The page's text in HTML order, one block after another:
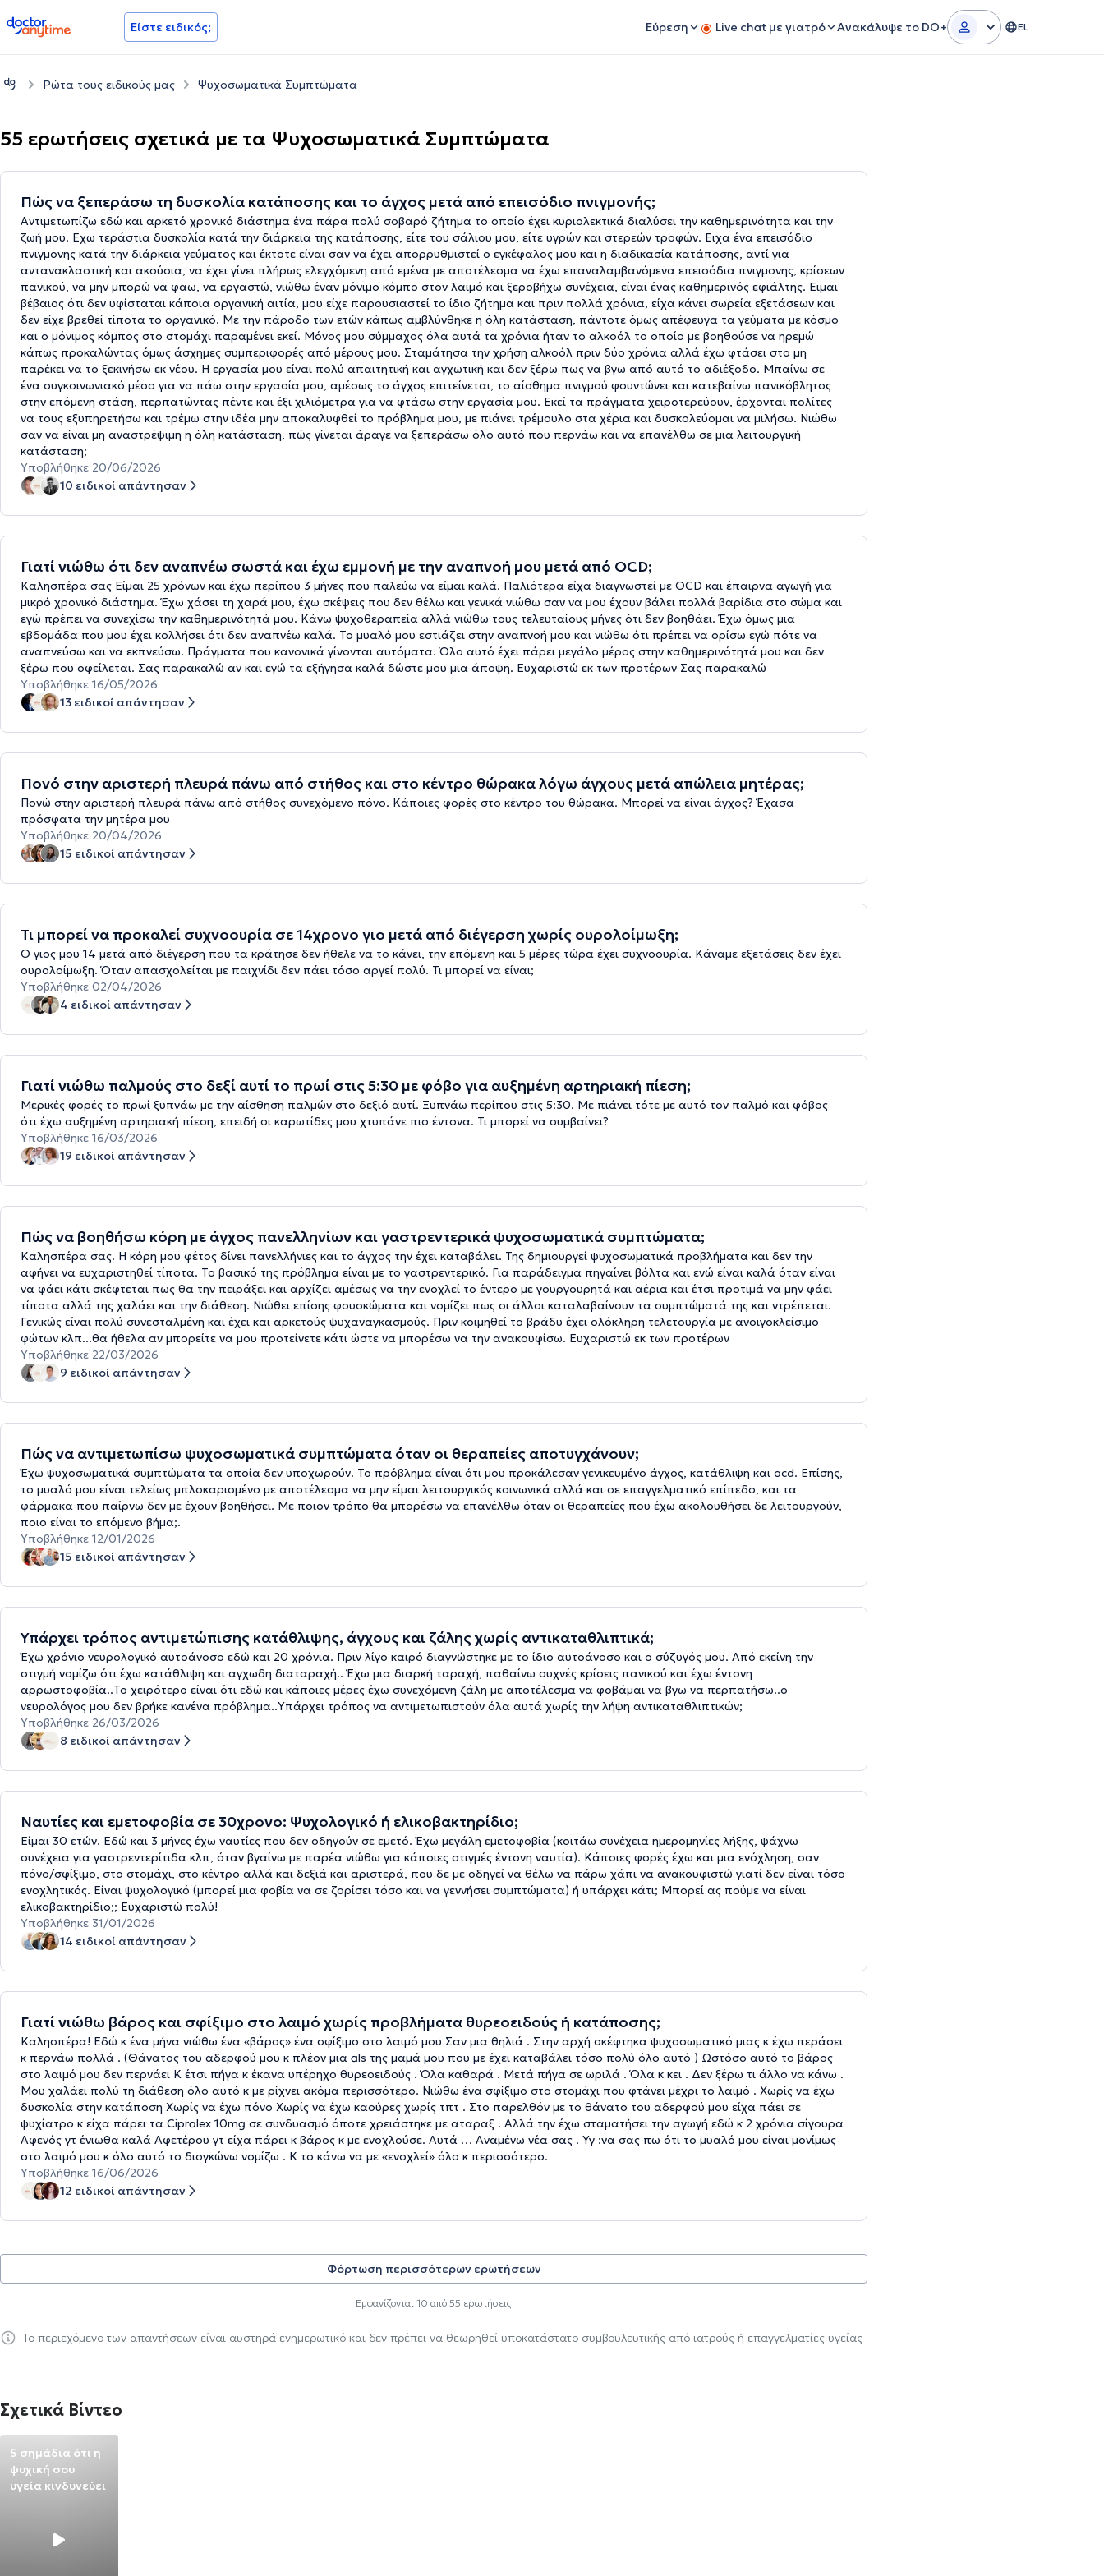
doctoranytime Είστε ειδικός; Εύρεση Live chat με γιατρό Ανακάλυψε το DO+ EL
Ρώτα τους ειδικούς μας Ψυχοσωματικά Συμπτώματα
55 ερωτήσεις σχετικά με τα Ψυχοσωματικά Συμπτώματα
Πώς να ξεπεράσω τη δυσκολία κατάποσης και το άγχος μετά από επεισόδιο πνιγμονής;
Αντιμετωπίζω εδώ και αρκετό χρονικό διάστημα ένα πάρα πολύ σοβαρό ζήτημα το οποίο έχει κυριολεκτικά διαλύσει την καθημερινότητα και την
ζωή μου. Εχω τεράστια δυσκολία κατά την διάρκεια της κατάποσης, είτε του σάλιου μου, είτε υγρών και στερεών τροφών. Ειχα ένα επεισόδιο
πνιγμονης κατά την διάρκεια γεύματος και έκτοτε είναι σαν να έχει απορρυθμιστεί ο εγκέφαλος μου και η διαδικασία κατάποσης, αντί για
αντανακλαστική και ακούσια, να έχει γίνει πλήρως ελεγχόμενη από εμένα με αποτέλεσμα να έχω επαναλαμβανόμενα επεισόδια πνιγμονης, κρίσεων
πανικού, να μην μπορώ να φαω, να εργαστώ, νιώθω έναν μόνιμο κόμπο στον λαιμό και ξεροβήχω συνέχεια, είναι ένας καθημερινός εφιάλτης. Ειμαι
βέβαιος ότι δεν υφίσταται κάποια οργανική αιτία, μου είχε παρουσιαστεί το ίδιο ζήτημα και πριν πολλά χρόνια, είχα κάνει σωρεία εξετάσεων και
δεν είχε βρεθεί τίποτα το οργανικό. Με την πάροδο των ετών κάπως αμβλύνθηκε η όλη κατάσταση, πάντοτε όμως απέφευγα τα γεύματα με κόσμο
και ο μόνιμος κόμπος στο στομάχι παραμένει εκεί. Μόνος μου σύμμαχος όλα αυτά τα χρόνια ήταν το αλκοόλ το οποίο με βοηθούσε να ηρεμώ
κάπως προκαλώντας όμως άσχημες συμπεριφορές από μέρους μου. Σταμάτησα την χρήση αλκοόλ πριν δύο χρόνια αλλά έχω φτάσει στο μη
παρέκει να το ξεκινήσω εκ νέου. Η εργασία μου είναι πολύ απαιτητική και αγχωτική και δεν ξέρω πως να βγω από αυτό το αδιέξοδο. Μπαίνω σε
ένα συγκοινωνιακό μέσο για να πάω στην εργασία μου, αμέσως το άγχος επιτείνεται, το αίσθημα πνιγμού φουντώνει και κατεβαίνω πανικόβλητος
στην επόμενη στάση, περπατώντας πέντε και έξι χιλιόμετρα για να φτάσω στην εργασία μου. Εκεί τα πράγματα χειροτερεύουν, έρχονται πολίτες
να τους εξυπηρετήσω και τρέμω στην ιδέα μην αποκαλυφθεί το πρόβλημα μου, με πιάνει τρέμουλο στα χέρια και δυσκολεύομαι να μιλήσω. Νιώθω
σαν να είναι μη αναστρέψιμη η όλη κατάσταση, πώς γίνεται άραγε να ξεπεράσω όλο αυτό που περνάω και να επανέλθω σε μια λειτουργική
κατάσταση;
Υποβλήθηκε 20/06/2026
10 ειδικοί απάντησαν
Γιατί νιώθω ότι δεν αναπνέω σωστά και έχω εμμονή με την αναπνοή μου μετά από OCD;
Καλησπέρα σας Είμαι 25 χρόνων και έχω περίπου 3 μήνες που παλεύω να είμαι καλά. Παλιότερα είχα διαγνωστεί με OCD και έπαιρνα αγωγή για
μικρό χρονικό διάστημα. Έχω χάσει τη χαρά μου, έχω σκέψεις που δεν θέλω και γενικά νιώθω σαν να μου έχουν βάλει πολλά βαρίδια στο σώμα και
εγώ πρέπει να συνεχίσω την καθημερινότητά μου. Κάνω ψυχοθεραπεία αλλά νιώθω τους τελευταίους μήνες ότι δεν βοηθάει. Έχω όμως μια
εβδομάδα που μου έχει κολλήσει ότι δεν αναπνέω καλά. Το μυαλό μου εστιάζει στην αναπνοή μου και νιώθω ότι πρέπει να ορίσω εγώ πότε να
αναπνεύσω και να εκπνεύσω. Πράγματα που κανονικά γίνονται αυτόματα. Όλο αυτό έχει πάρει μεγάλο μέρος στην καθημερινότητά μου και δεν
ξέρω που οφείλεται. Σας παρακαλώ αν και εγώ τα εξήγησα καλά δώστε μου μια άποψη. Ευχαριστώ εκ των προτέρων Σας παρακαλώ
Υποβλήθηκε 16/05/2026
13 ειδικοί απάντησαν
Πονό στην αριστερή πλευρά πάνω από στήθος και στο κέντρο θώρακα λόγω άγχους μετά απώλεια μητέρας;
Πονώ στην αριστερή πλευρά πάνω από στήθος συνεχόμενο πόνο. Κάποιες φορές στο κέντρο του θώρακα. Μπορεί να είναι άγχος? Έχασα
πρόσφατα την μητέρα μου
Υποβλήθηκε 20/04/2026
15 ειδικοί απάντησαν
Τι μπορεί να προκαλεί συχνοουρία σε 14χρονο γιο μετά από διέγερση χωρίς ουρολοίμωξη;
Ο γιος μου 14 μετά από διέγερση που τα κράτησε δεν ήθελε να το κάνει, την επόμενη και 5 μέρες τώρα έχει συχνοουρία. Κάναμε εξετάσεις δεν έχει
ουρολοίμωξη. Όταν απασχολείται με παιχνίδι δεν πάει τόσο αργεί πολύ. Τι μπορεί να είναι;
Υποβλήθηκε 02/04/2026
4 ειδικοί απάντησαν
Γιατί νιώθω παλμούς στο δεξί αυτί το πρωί στις 5:30 με φόβο για αυξημένη αρτηριακή πίεση;
Μερικές φορές το πρωί ξυπνάω με την αίσθηση παλμών στο δεξιό αυτί. Ξυπνάω περίπου στις 5:30. Με πιάνει τότε με αυτό τον παλμό και φόβος
ότι έχω αυξημένη αρτηριακή πίεση, επειδή οι καρωτίδες μου χτυπάνε πιο έντονα. Τι μπορεί να συμβαίνει?
Υποβλήθηκε 16/03/2026
19 ειδικοί απάντησαν
Πώς να βοηθήσω κόρη με άγχος πανελληνίων και γαστρεντερικά ψυχοσωματικά συμπτώματα;
Καλησπέρα σας. Η κόρη μου φέτος δίνει πανελλήνιες και το άγχος την έχει καταβάλει. Της δημιουργεί ψυχοσωματικά προβλήματα και δεν την
αφήνει να ευχαριστηθεί τίποτα. Το βασικό της πρόβλημα είναι με το γαστρεντερικό. Για παράδειγμα πηγαίνει βόλτα και ενώ είναι καλά όταν είναι
να φάει κάτι σκέφτεται πως θα την πειράξει και αρχίζει αμέσως να την ενοχλεί το έντερο με γουργουρητά και αέρια και έτσι προτιμά να μην φάει
τίποτα αλλά της χαλάει και την διάθεση. Νιώθει επίσης φουσκώματα και νομίζει πως οι άλλοι καταλαβαίνουν τα συμπτώματά της και ντρέπεται.
Γενικώς είναι πολύ συνεσταλμένη και έχει και αρκετούς ψυχαναγκασμούς. Πριν κοιμηθεί το βράδυ έχει ολόκληρη τελετουργία με ανοιγοκλείσιμο
φώτων κλπ...θα ήθελα αν μπορείτε να μου προτείνετε κάτι ώστε να μπορέσω να την ανακουφίσω. Ευχαριστώ εκ των προτέρων
Υποβλήθηκε 22/03/2026
9 ειδικοί απάντησαν
Πώς να αντιμετωπίσω ψυχοσωματικά συμπτώματα όταν οι θεραπείες αποτυγχάνουν;
Έχω ψυχοσωματικά συμπτώματα τα οποία δεν υποχωρούν. Το πρόβλημα είναι ότι μου προκάλεσαν γενικευμένο άγχος, κατάθλιψη και ocd. Επίσης,
το μυαλό μου είναι τελείως μπλοκαρισμένο με αποτέλεσμα να μην είμαι λειτουργικός κοινωνικά αλλά και σε επαγγελματικό επίπεδο, και τα
φάρμακα που παίρνω δεν με έχουν βοηθήσει. Με ποιον τρόπο θα μπορέσω να επανέλθω όταν οι θεραπείες που έχω ακολουθήσει δε λειτουργούν,
ποιο είναι το επόμενο βήμα;.
Υποβλήθηκε 12/01/2026
15 ειδικοί απάντησαν
Υπάρχει τρόπος αντιμετώπισης κατάθλιψης, άγχους και ζάλης χωρίς αντικαταθλιπτικά;
Έχω χρόνιο νευρολογικό αυτοάνοσο εδώ και 20 χρόνια. Πριν λίγο καιρό διαγνώστηκε με το ίδιο αυτοάνοσο και ο σύζυγός μου. Από εκείνη την
στιγμή νομίζω ότι έχω κατάθλιψη και αγχωδη διαταραχή.. Έχω μια διαρκή ταραχή, παθαίνω συχνές κρίσεις πανικού και έχω έντονη
αρρωστοφοβία..Το χειρότερο είναι ότι εδώ και κάποιες μέρες έχω συνεχόμενη ζάλη με αποτέλεσμα να φοβάμαι να βγω να περπατήσω..ο
νευρολόγος μου δεν βρήκε κανένα πρόβλημα..Υπάρχει τρόπος να αντιμετωπιστούν όλα αυτά χωρίς την λήψη αντικαταθλιπτικών;
Υποβλήθηκε 26/03/2026
8 ειδικοί απάντησαν
Ναυτίες και εμετοφοβία σε 30χρονο: Ψυχολογικό ή ελικοβακτηρίδιο;
Είμαι 30 ετών. Εδώ και 3 μήνες έχω ναυτίες που δεν οδηγούν σε εμετό. Έχω μεγάλη εμετοφοβία (κοιτάω συνέχεια ημερομηνίες λήξης, ψάχνω
συνέχεια για γαστρεντερίτιδα κλπ, όταν βγαίνω με παρέα νιώθω για κάποιες στιγμές έντονη ναυτία). Κάποιες φορές έχω και μια ενόχληση, σαν
πόνο/σφίξιμο, στο στομάχι, στο κέντρο αλλά και δεξιά και αριστερά, που δε με οδηγεί να θέλω να πάρω χάπι να ανακουφιστώ γιατί δεν είναι τόσο
ενοχλητικός. Είναι ψυχολογικό (μπορεί μια φοβία να σε ζορίσει τόσο και να γεννήσει συμπτώματα) ή υπάρχει κάτι; Μπορεί ας πούμε να είναι
ελικοβακτηρίδιο;; Ευχαριστώ πολύ!
Υποβλήθηκε 31/01/2026
14 ειδικοί απάντησαν
Γιατί νιώθω βάρος και σφίξιμο στο λαιμό χωρίς προβλήματα θυρεοειδούς ή κατάποσης;
Καλησπέρα! Εδώ κ ένα μήνα νιώθω ένα «βάρος» ένα σφίξιμο στο λαιμό μου Σαν μια θηλιά . Στην αρχή σκέφτηκα ψυχοσωματικό μιας κ έχω περάσει
κ περνάω πολλά . (Θάνατος του αδερφού μου κ πλέον μια als της μαμά μου που με έχει καταβάλει τόσο πολύ όλο αυτό ) Ωστόσο αυτό το βάρος
στο λαιμό μου δεν περνάει Κ έτσι πήγα κ έκανα υπέρηχο θυρεοειδούς . Όλα καθαρά . Μετά πήγα σε ωριλά . Όλα κ κει . Δεν ξέρω τι άλλο να κάνω .
Μου χαλάει πολύ τη διάθεση όλο αυτό κ με ρίχνει ακόμα περισσότερο. Νιώθω ένα σφίξιμο στο στομάχι που φτάνει μέχρι το λαιμό . Χωρίς να έχω
δυσκολία στην κατάποση Χωρίς να έχω πόνο Χωρίς να έχω καούρες χωρίς τπτ . Στο παρελθόν με το θάνατο του αδερφού μου είχα πάει σε
ψυχίατρο κ είχα πάρει τα Cipralex 10mg σε συνδυασμό όποτε χρειάστηκε με αταραξ . Αλλά την έχω σταματήσει την αγωγή εδώ κ 2 χρόνια σίγουρα
Αφενός γτ ένιωθα καλά Αφετέρου γτ είχα πάρει κ βάρος κ με ενοχλούσε. Αυτά … Αναμένω νέα σας . Υγ :να σας πω ότι το μυαλό μου είναι μονίμως
στο λαιμό μου κ όλο αυτό το διογκώνω νομίζω . Κ το κάνω να με «ενοχλεί» όλο κ περισσότερο.
Υποβλήθηκε 16/06/2026
12 ειδικοί απάντησαν
Φόρτωση περισσότερων ερωτήσεων
Εμφανίζονται 10 από 55 ερωτήσεις
Το περιεχόμενο των απαντήσεων είναι αυστηρά ενημερωτικό και δεν πρέπει να θεωρηθεί υποκατάστατο συμβουλευτικής από ιατρούς ή επαγγελματίες υγείας
Σχετικά Βίντεο
5 σημάδια ότι η
ψυχική σου
υγεία κινδυνεύει